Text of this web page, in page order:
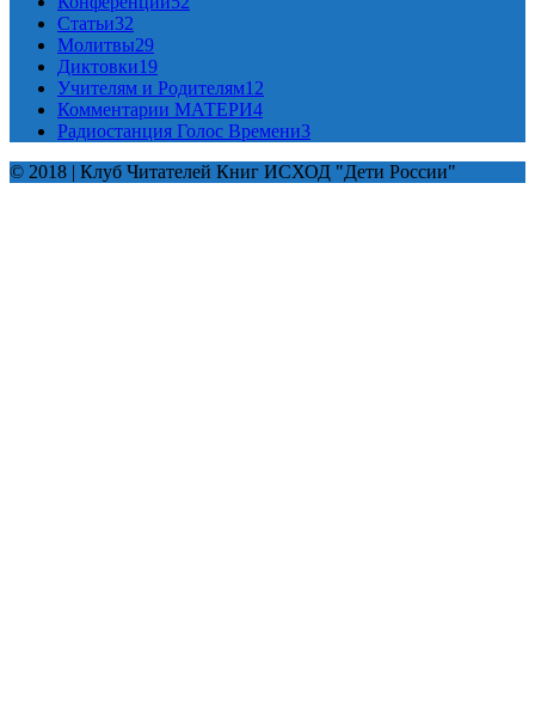
Статьи32
Молитвы29
Диктовки19
Учителям и Родителям12
Комментарии МАТЕРИ4
Радиостанция Голос Времени3
© 2018 | Клуб Читателей Книг ИСХОД "Дети России"